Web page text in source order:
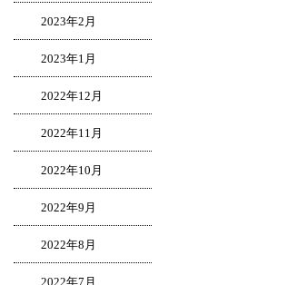
2023年2月
2023年1月
2022年12月
2022年11月
2022年10月
2022年9月
2022年8月
2022年7月